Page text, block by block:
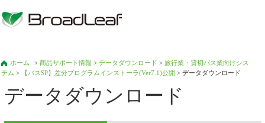
ホーム >商品サポート情報 >データダウンロード >旅行業・貸切バス業向けシス
テム > 【バスSP】差分プログラムインストーラ(Ver7.1)公開 > データダウンロード
データダウンロード